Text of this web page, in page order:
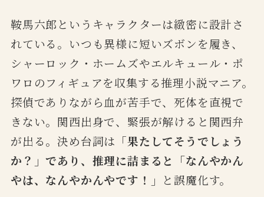
鞍馬六郎というキャラクターは緻密に設計さ
れている。いつも異様に短いズボンを履き、
シャーロック・ホームズやエルキュール・ポ
ワロのフィギュアを収集する推理小説マニア。
探偵でありながら血が苦手で、死体を直視で
きない。関西出身で、緊張が解けると関西弁
が出る。決め台詞は「果たしてそうでしょう
か？」であり、推理に詰まると「なんやかん
やは、なんやかんやです！」 と誤魔化す。